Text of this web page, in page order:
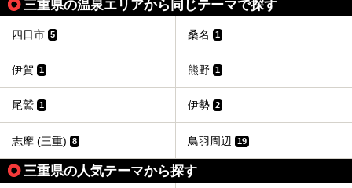
三重県の温泉エリアから同じテーマで探す
四日市 5 桑名 1
伊賀 1 熊野 1
尾鷲 1 伊勢 2
志摩 (三重) 8 鳥羽周辺 19
三重県の人気テーマから探す